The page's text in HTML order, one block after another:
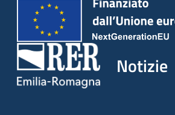
Notizie